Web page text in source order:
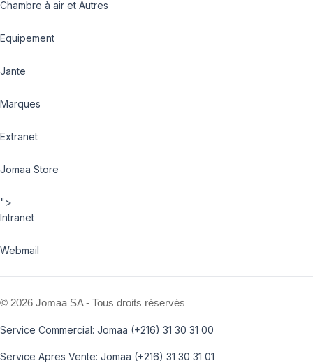
Chambre à air et Autres
Equipement
Jante
Marques
Extranet
Jomaa Store
">
Intranet
Webmail
© 2026 Jomaa SA - Tous droits réservés
Service Commercial: Jomaa (+216) 31 30 31 00
Service Apres Vente: Jomaa (+216) 31 30 31 01